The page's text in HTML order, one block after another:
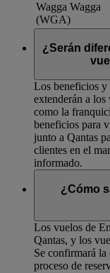
Wagga Wagga
(WGA)
¿Serán
Los beneficios y
extenderán a
como la
beneficios para
junto a Qantas
clientes en el
informado.
¿Cómo
Los vuelos de
Qantas, y los
Se confirmará la
proceso de